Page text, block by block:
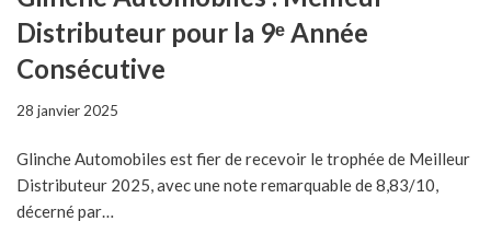
Distributeur pour la 9ᵉ Année
Consécutive
28 janvier 2025
Glinche Automobiles est fier de recevoir le trophée de Meilleur
Distributeur 2025, avec une note remarquable de 8,83/10,
décerné par…